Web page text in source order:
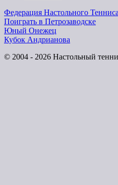
Федерация Настольного
Поиграть в Петрозаводске
Юный Онежец
Кубок Андрианова
© 2004 - 2026 Настольный